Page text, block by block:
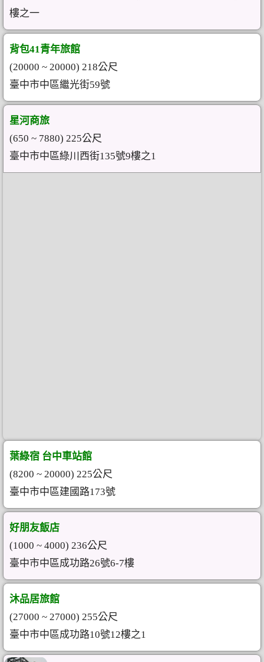
樓之一
背包41青年旅館
(20000 ~ 20000) 218公尺
臺中市中區繼光街59號
星河商旅
(650 ~ 7880) 225公尺
臺中市中區綠川西街135號9樓之1
葉綠宿 台中車站館
(8200 ~ 20000) 225公尺
臺中市中區建國路173號
好朋友飯店
(1000 ~ 4000) 236公尺
臺中市中區成功路26號6-7樓
沐品居旅館
(27000 ~ 27000) 255公尺
臺中市中區成功路10號12樓之1